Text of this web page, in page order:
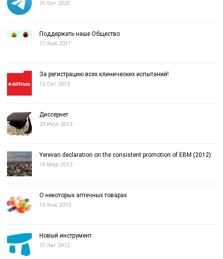
31 Окт 2020
Поддержать наше Общество
17 Янв 2017
За регистрацию всех клинических испытаний!
12 Окт 2013
Диссернет
29 Июл 2013
Yerevan declaration on the consistent promotion of EBM (2012)
16 Мар 2013
О некоторых аптечных товарах
10 Янв 2013
Новый инструмент
31 Авг 2012